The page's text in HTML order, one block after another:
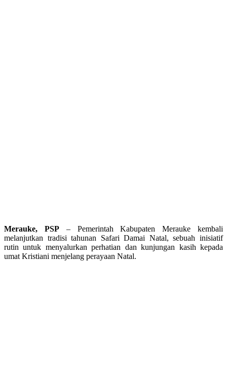
Merauke, PSP– Pemerintah Kabupaten Merauke kembali
melanjutkan tradisi tahunan Safari Damai Natal, sebuah inisiatif
rutin untuk menyalurkan perhatian dan kunjungan kasih kepada
umat Kristiani menjelang perayaan Natal.